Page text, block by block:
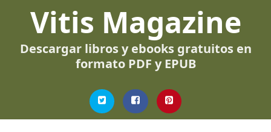
Vitis Magazine
Descargar libros y ebooks gratuitos en
formato PDF y EPUB